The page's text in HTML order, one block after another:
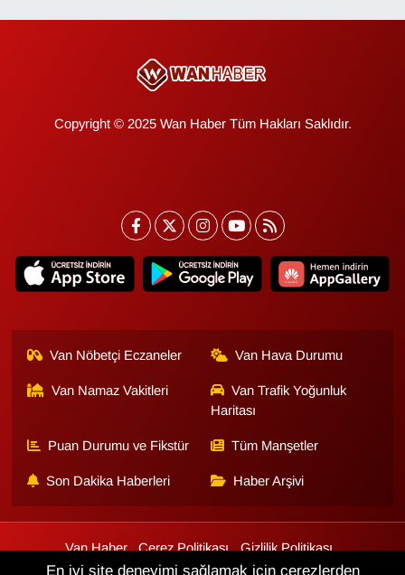
Copyright © 2025 Wan Haber Tüm Hakları Saklıdır.
Van Nöbetçi Eczaneler Van Hava Durumu
Van Namaz Vakitleri
Van Trafik Yoğunluk
Haritası
Puan Durumu ve Fikstür Tüm Manşetler
Son Dakika Haberleri Haber Arşivi
Van Haber Çerez Politikası
Gizlilik Politikası
Üyelik Sözleşmesi
Veri Politikası Künye İletişim
En iyi site deneyimi sağlamak için çerezlerden